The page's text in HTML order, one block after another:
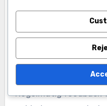
voor het stimuleren
aan een golfbaan. Het
service omvat het
attent en responsief
van golfers, en zorgt
Regelmatig feedback